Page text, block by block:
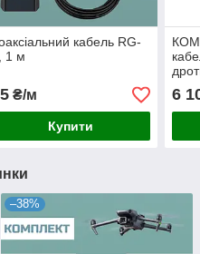
кабель RG-
1 м
₴/м
Купити
6
–38%